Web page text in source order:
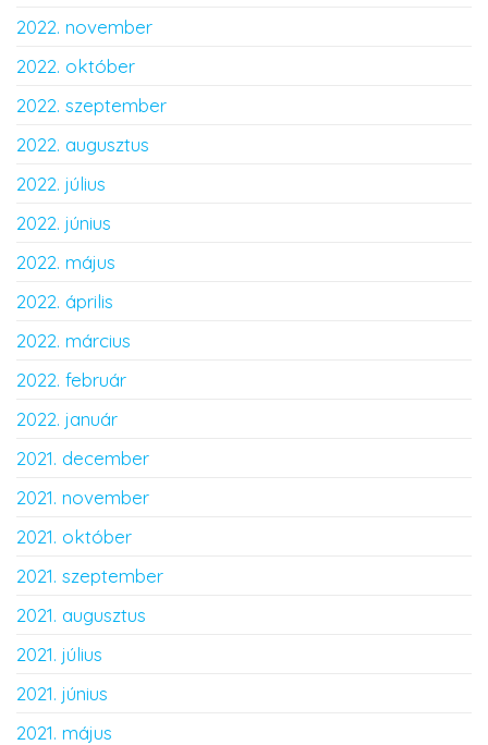
2022. november
2022. október
2022. szeptember
2022. augusztus
2022. július
2022. június
2022. május
2022. április
2022. március
2022. február
2022. január
2021. december
2021. november
2021. október
2021. szeptember
2021. augusztus
2021. július
2021. június
2021. május